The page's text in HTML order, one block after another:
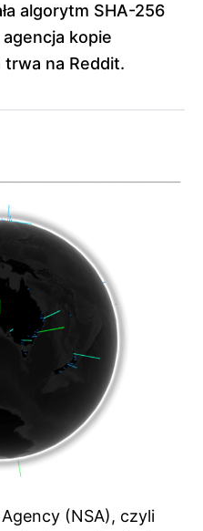
algorytm SHA-256
kopie
na Reddit.
(NSA), czyli